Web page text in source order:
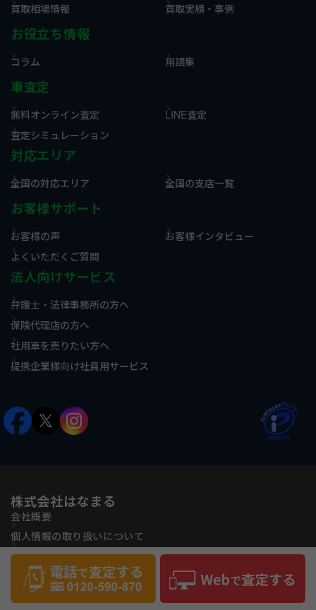
買取相場情報
買取実績・事例
お役立ち情報
コラム 用語集
車査定
無料オンライン査定
LINE査定
査定シミュレーション
対応エリア
全国の対応エリア 全国の支店一覧
お客様サポート
お客様の声
お客様インタビュー
よくいただくご質問
法人向けサービス
弁護士・法律事務所の方へ
保険代理店の方へ
社用車を売りたい方へ
提携企業様向け社員用サービス
株式会社はなまる
会社概要
個人情報の取り扱いについて
古物営業法に基づく表記
反社会的勢力に対する基本方針
サイトマップ